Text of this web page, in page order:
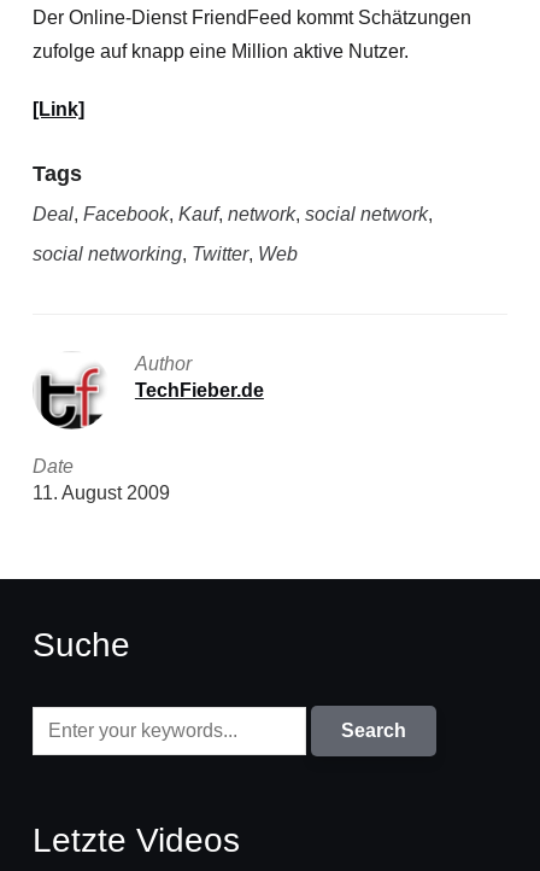
Der Online-Dienst FriendFeed kommt Schätzungen
zufolge auf knapp eine Million aktive Nutzer.
[Link]
Tags
Deal, Facebook, Kauf, network, social network,
social networking, Twitter, Web
Author
TechFieber.de
Date
11. August 2009
Suche
Letzte Videos